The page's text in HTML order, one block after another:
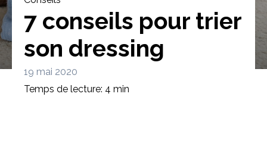
Bibliothèque
7 conseils pour trier
son dressing
19 mai 2020
Temps de lecture: 4 min